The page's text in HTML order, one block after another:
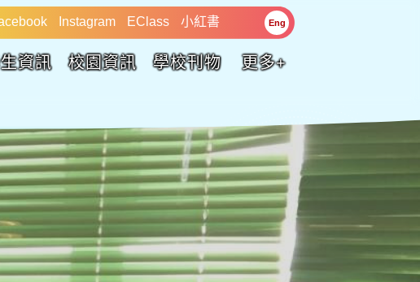
Instagram EClass 小紅書 Eng
資訊 校園資訊 學校刊物 更多+